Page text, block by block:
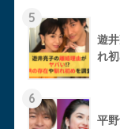
5
遊
れ
6
平